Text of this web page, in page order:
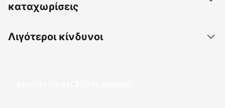
καταχωρίσεις
Λιγότεροι κίνδυνοι
Αρχίστε να κερδίζετε σήμερα